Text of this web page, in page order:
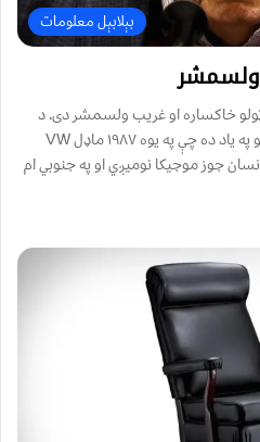
بېلابېل معلومات
ولسمشر
خاکساره او غریب ولسمشر دی. د
دنیا تر ټولو غریب ولسمشر قیصه مو په یاد ده چې په یوه ۱۹۸۷ ماډل VW
جوز موجیکا نومیږي او په جنوبي ام